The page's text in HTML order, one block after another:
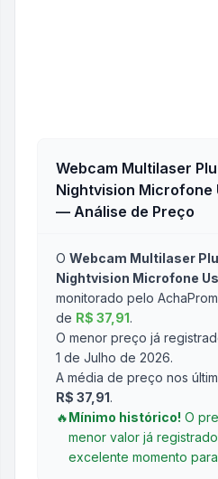
Webcam Multilaser
Nightvision Microfone
— Análise de Preço
O Webcam Multilaser
Nightvision Microfone
monitorado pelo
de R$ 37,91.
O menor preço já
1 de Julho de 2026.
A média de preço nos
R$ 37,91.
🔥Mínimo histórico! O
menor valor já
excelente momento